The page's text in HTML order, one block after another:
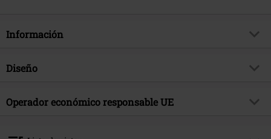
Información
Artículo no.
Género Musical
Power Metal
Diseño
Tipo de producto
CD
Operador económico responsable UE
Langenhorner Chaussee 602